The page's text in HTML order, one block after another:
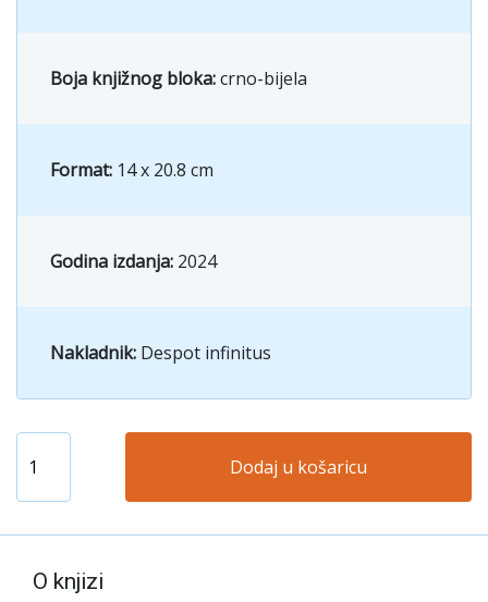
Boja knjižnog bloka:crno-bijela
Format: 14 x 20.8 cm
Godina izdanja: 2024
Nakladnik: Despot infinitus
Dodaj u košaricu
O knjizi